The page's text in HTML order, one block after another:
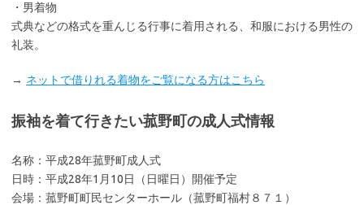
・男着物
式典などの格式を重んじる行事に着用される、和服における男性の
礼装。
→ ネットで借りれる着物をご覧になる方はこちら
振袖を着て行きたい菰野町の成人式情報
名称：平成28年菰野町成人式
日時：平成28年1月10日（日曜日）開催予定
会場：菰野町町民センターホール（菰野町福村８７１）